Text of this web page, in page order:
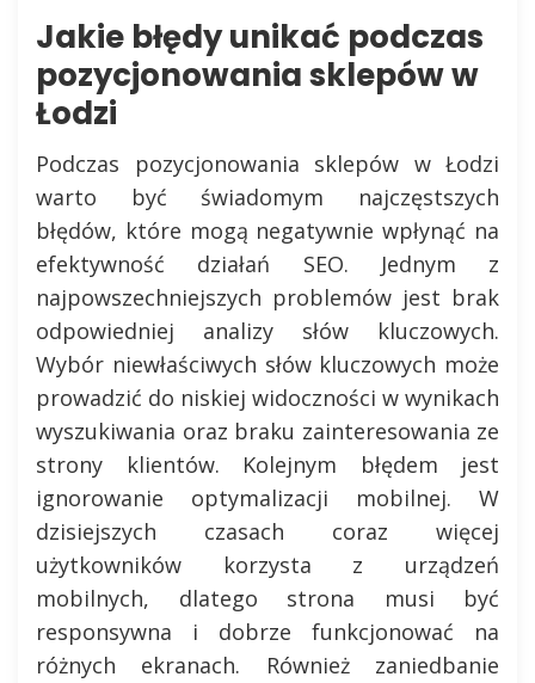
Jakie błędy unikać podczas
pozycjonowania sklepów w
Łodzi
Podczas pozycjonowania sklepów w Łodzi
warto być świadomym najczęstszych
błędów, które mogą negatywnie wpłynąć na
efektywność działań SEO. Jednym z
najpowszechniejszych problemów jest brak
odpowiedniej analizy słów kluczowych.
Wybór niewłaściwych słów kluczowych może
prowadzić do niskiej widoczności w wynikach
wyszukiwania oraz braku zainteresowania ze
strony klientów. Kolejnym błędem jest
ignorowanie optymalizacji mobilnej. W
dzisiejszych czasach coraz więcej
użytkowników korzysta z urządzeń
mobilnych, dlatego strona musi być
responsywna i dobrze funkcjonować na
różnych ekranach. Również zaniedbanie